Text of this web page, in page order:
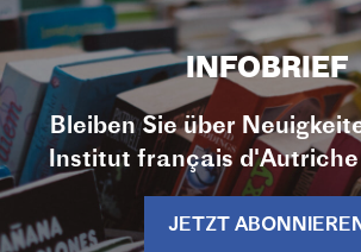
INFOBRIEF
Bleiben Sie über
Institut français
JETZT